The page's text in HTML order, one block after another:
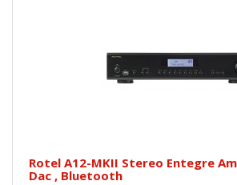
Rotel A12-MKII Stereo Entegre
Dac , Bluetooth